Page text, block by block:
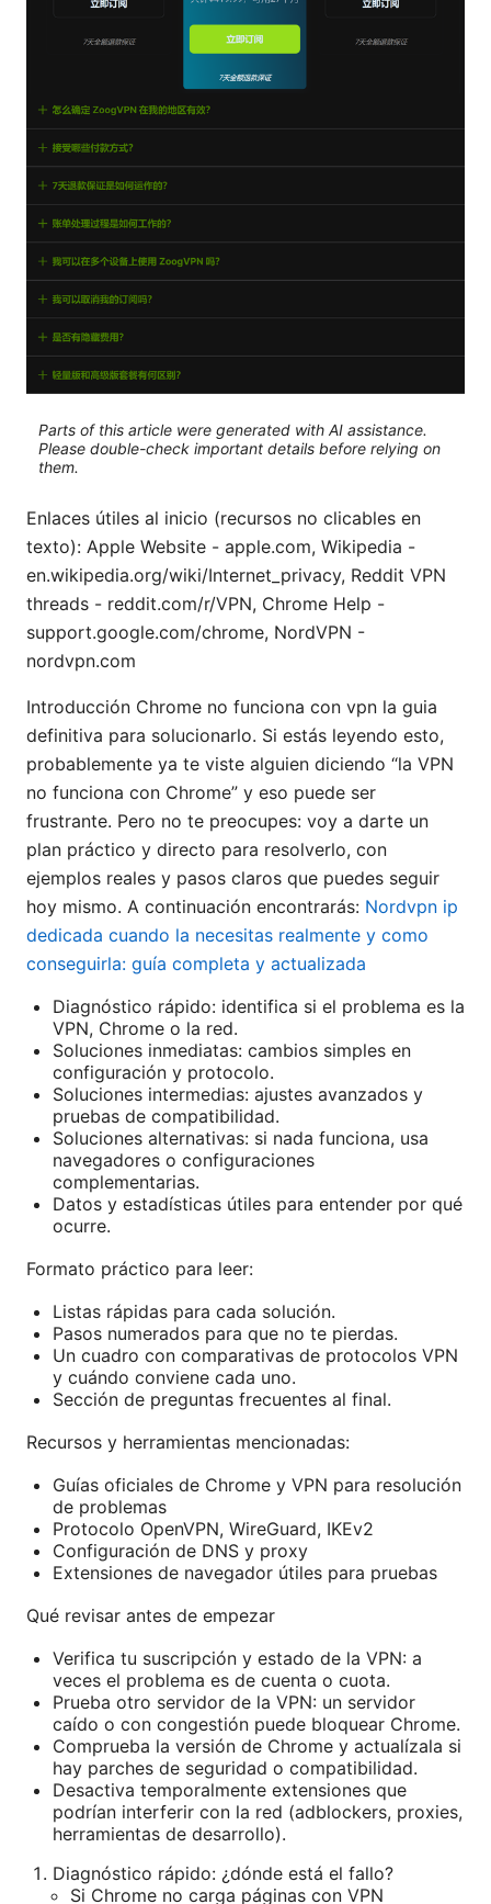
Parts of this article were generated with AI assistance.
Please double-check important details before relying on
them.
Enlaces útiles al inicio (recursos no clicables en
texto): Apple Website - apple.com, Wikipedia -
en.wikipedia.org/wiki/Internet_privacy, Reddit VPN
threads - reddit.com/r/VPN, Chrome Help -
support.google.com/chrome, NordVPN -
nordvpn.com
Introducción Chrome no funciona con vpn la guia
definitiva para solucionarlo. Si estás leyendo esto,
probablemente ya te viste alguien diciendo “la VPN
no funciona con Chrome” y eso puede ser
frustrante. Pero no te preocupes: voy a darte un
plan práctico y directo para resolverlo, con
ejemplos reales y pasos claros que puedes seguir
hoy mismo. A continuación encontrarás: Nordvpn ip
dedicada cuando la necesitas realmente y como
conseguirla: guía completa y actualizada
Diagnóstico rápido: identifica si el problema es la
VPN, Chrome o la red.
Soluciones inmediatas: cambios simples en
configuración y protocolo.
Soluciones intermedias: ajustes avanzados y
pruebas de compatibilidad.
Soluciones alternativas: si nada funciona, usa
navegadores o configuraciones
complementarias.
Datos y estadísticas útiles para entender por qué
ocurre.
Formato práctico para leer:
Listas rápidas para cada solución.
Pasos numerados para que no te pierdas.
Un cuadro con comparativas de protocolos VPN
y cuándo conviene cada uno.
Sección de preguntas frecuentes al final.
Recursos y herramientas mencionadas:
Guías oficiales de Chrome y VPN para resolución
de problemas
Protocolo OpenVPN, WireGuard, IKEv2
Configuración de DNS y proxy
Extensiones de navegador útiles para pruebas
Qué revisar antes de empezar
Verifica tu suscripción y estado de la VPN: a
veces el problema es de cuenta o cuota.
Prueba otro servidor de la VPN: un servidor
caído o con congestión puede bloquear Chrome.
Comprueba la versión de Chrome y actualízala si
hay parches de seguridad o compatibilidad.
Desactiva temporalmente extensiones que
podrían interferir con la red (adblockers, proxies,
herramientas de desarrollo).
Diagnóstico rápido: ¿dónde está el fallo?
Si Chrome no carga páginas con VPN